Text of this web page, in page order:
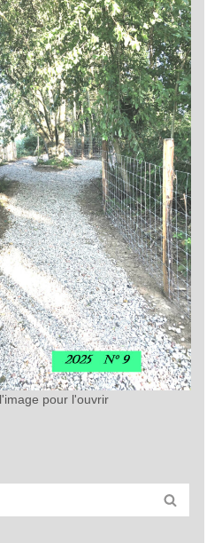
pour l'ouvrir